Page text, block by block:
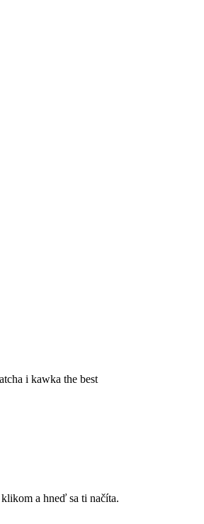
i kawka the best
a hneď sa ti načíta.